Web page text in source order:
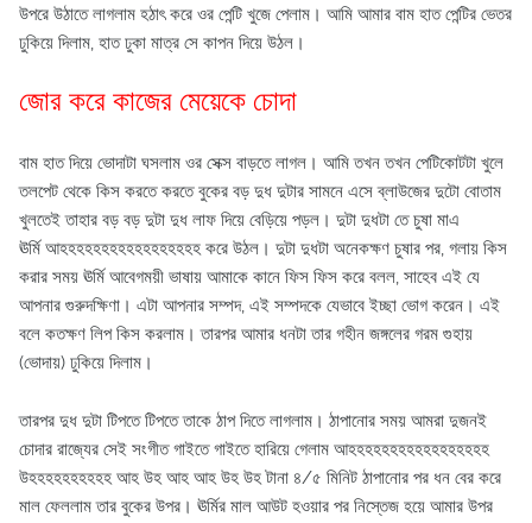
উপরে উঠাতে লাগলাম হঠাৎ করে ওর পেন্টি খুজে পেলাম। আমি আমার বাম হাত পেন্টির ভেতর
ঢুকিয়ে দিলাম, হাত ঢুকা মাত্র সে কাপন দিয়ে উঠল।
জোর করে কাজের মেয়েকে চোদা
বাম হাত দিয়ে ভোদাটা ঘসলাম ওর সেক্স বাড়তে লাগল। আমি তখন তখন পেটিকোটটা খুলে
তলপেট থেকে কিস করতে করতে বুকের বড় দুধ দুটার সামনে এসে ব্লাউজের দুটো বোতাম
খুলতেই তাহার বড় বড় দুটা দুধ লাফ দিয়ে বেড়িয়ে পড়ল। দুটা দুধটা তে চুষা মাএ
ঊর্মি আহহহহহহহহহহহহহহহহহ করে উঠল। দুটা দুধটা অনেকক্ষণ চুষার পর, গলায় কিস
করার সময় ঊর্মি আবেগময়ী ভাষায় আমাকে কানে ফিস ফিস করে বলল, সাহেব এই যে
আপনার গুরুদক্ষিণা। এটা আপনার সম্পদ, এই সম্পদকে যেভাবে ইচ্ছা ভোগ করেন। এই
বলে কতক্ষণ লিপ কিস করলাম। তারপর আমার ধনটা তার গহীন জঙ্গলের গরম গুহায়
(ভোদায়) ঢুকিয়ে দিলাম।
তারপর দুধ দুটা টিপতে টিপতে তাকে ঠাপ দিতে লাগলাম। ঠাপানোর সময় আমরা দুজনই
চোদার রাজ্যের সেই সংগীত গাইতে গাইতে হারিয়ে গেলাম আহহহহহহহহহহহহহহহহহ
উহহহহহহহহহহ আহ উহ আহ আহ উহ উহ টানা ৪/৫ মিনিট ঠাপানোর পর ধন বের করে
মাল ফেললাম তার বুকের উপর। ঊর্মির মাল আউট হওয়ার পর নিস্তেজ হয়ে আমার উপর